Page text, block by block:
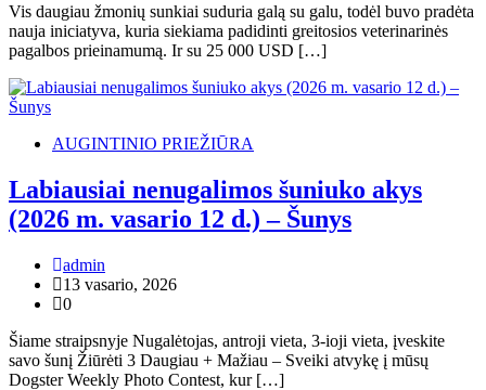
Vis daugiau žmonių sunkiai suduria galą su galu, todėl buvo pradėta
nauja iniciatyva, kuria siekiama padidinti greitosios veterinarinės
pagalbos prieinamumą. Ir su 25 000 USD […]
AUGINTINIO PRIEŽIŪRA
Labiausiai nenugalimos šuniuko akys
(2026 m. vasario 12 d.) – Šunys
admin
13 vasario, 2026
0
Šiame straipsnyje Nugalėtojas, antroji vieta, 3-ioji vieta, įveskite
savo šunį Žiūrėti 3 Daugiau + Mažiau – Sveiki atvykę į mūsų
Dogster Weekly Photo Contest, kur […]